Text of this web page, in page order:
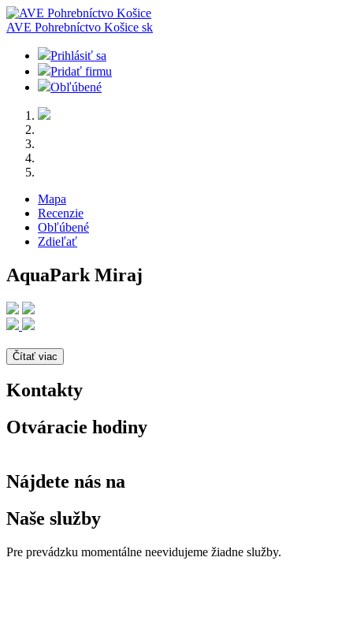
AVE Pohrebníctvo Košice sk
Prihlásiť sa
Pridať firmu
Obľúbené
Mapa
Recenzie
Obľúbené
Zdieľať
AquaPark Miraj
Čítať viac
Kontakty
Otváracie hodiny
Nájdete nás na
Naše služby
Pre prevádzku momentálne neevidujeme žiadne služby.